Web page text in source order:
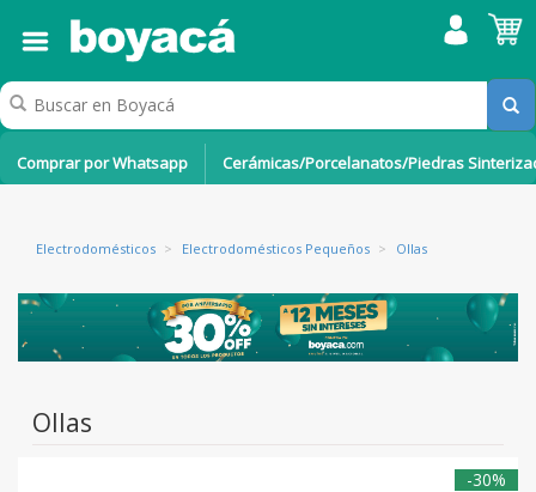
Comprar por Whatsapp Cerámicas/Porcelanatos/Piedras
Electrodomésticos > Electrodomésticos Pequeños > Ollas
Ollas
-30%